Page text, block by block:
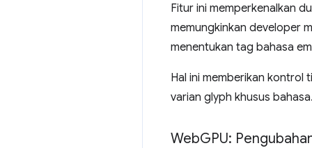
Fitur ini memperkenalkan
memungkinkan developer
menentukan tag bahasa
Hal ini memberikan
varian glyph khusus
WebGPU: